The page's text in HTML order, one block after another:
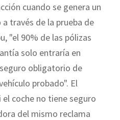
cuando se genera un
través de la prueba de
"el 90% de las pólizas
solo entraría en
obligatorio de
probado". El
coche no tiene seguro
del mismo reclama